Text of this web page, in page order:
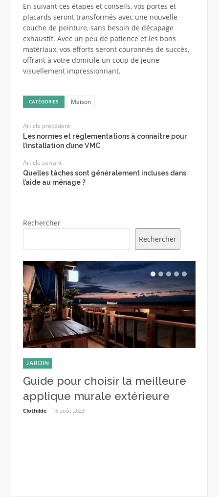
En suivant ces étapes et conseils, vos portes et
placards seront transformés avec une nouvelle
couche de peinture, sans besoin de décapage
exhaustif. Avec un peu de patience et les bons
matériaux, vos efforts seront couronnés de succès,
offrant à votre domicile un coup de jeune
visuellement impressionnant.
CATÉGORIES Maison
Article précédent
Les normes et réglementations à connaitre pour
l’installation d’une VMC
Article suivant
Quelles tâches sont généralement incluses dans
l’aide au ménage ?
Rechercher
Rechercher
JARDIN
Guide pour choisir la meilleure
applique murale extérieure
Clothilde 16 août 2023